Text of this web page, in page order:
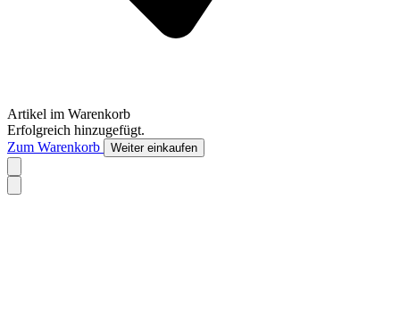
Artikel im Warenkorb
Erfolgreich hinzugefügt.
Zum Warenkorb
Weiter einkaufen